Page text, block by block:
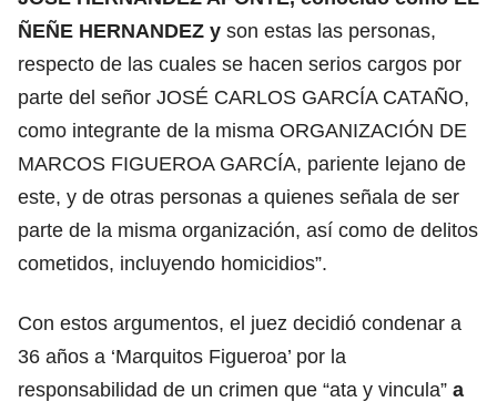
ÑEÑE HERNANDEZ y son estas las personas,
respecto de las cuales se hacen serios cargos por
parte del señor JOSÉ CARLOS GARCÍA CATAÑO,
como integrante de la misma ORGANIZACIÓN DE
MARCOS FIGUEROA GARCÍA, pariente lejano de
este, y de otras personas a quienes señala de ser
parte de la misma organización, así como de delitos
cometidos, incluyendo homicidios”.
Con estos argumentos, el juez decidió condenar a
36 años a ‘Marquitos Figueroa’ por la
responsabilidad de un crimen que “ata y vincula” a